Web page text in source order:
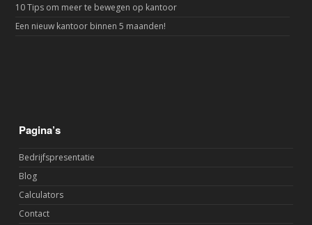
10 Tips om meer te bewegen op kantoor
Een nieuw kantoor binnen 5 maanden!
Pagina’s
Bedrijfspresentatie
Blog
Calculators
Contact